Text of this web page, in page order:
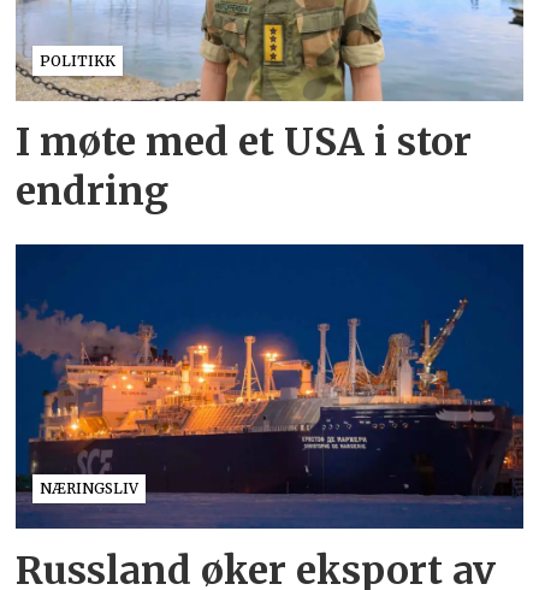
POLITIKK
I møte med et USA i stor
endring
NÆRINGSLIV
Russland øker eksport av